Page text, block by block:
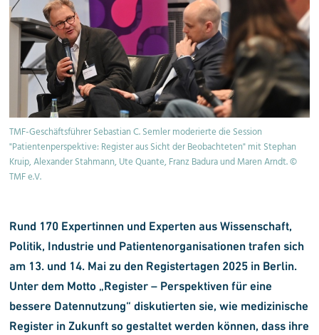
TMF-Geschäftsführer Sebastian C. Semler moderierte die Session
"Patientenperspektive: Register aus Sicht der Beobachteten" mit Stephan
Kruip, Alexander Stahmann, Ute Quante, Franz Badura und Maren Arndt. ©
TMF e.V.
Rund 170 Expertinnen und Experten aus Wissenschaft,
Politik, Industrie und Patientenorganisationen trafen sich
am 13. und 14. Mai zu den Registertagen 2025 in Berlin.
Unter dem Motto „Register – Perspektiven für eine
bessere Datennutzung“ diskutierten sie, wie medizinische
Register in Zukunft so gestaltet werden können, dass ihre